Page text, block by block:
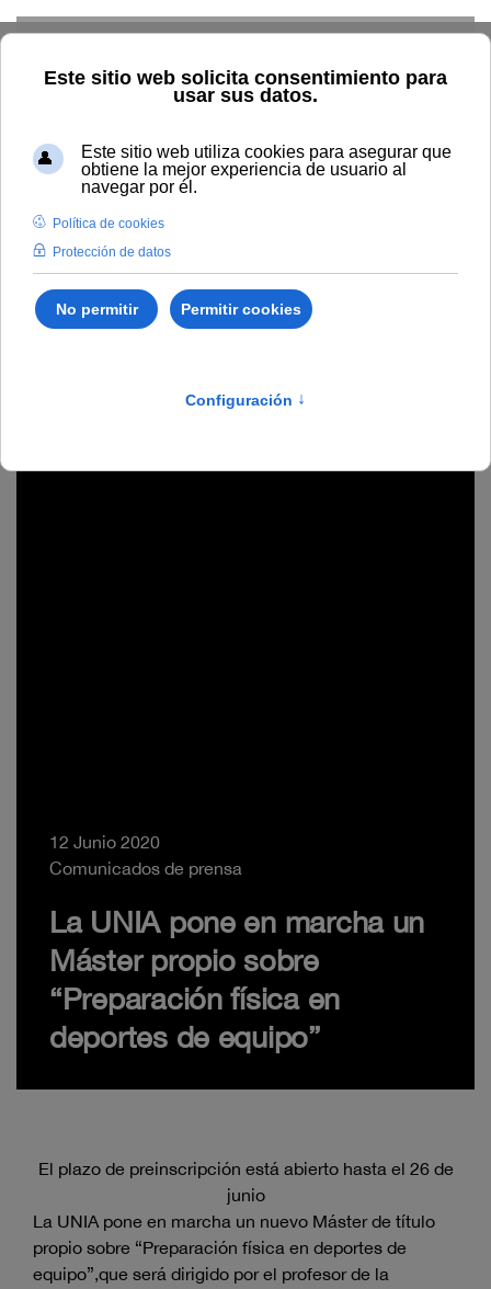
12 Junio 2020
Comunicados de prensa
La UNIA pone en marcha un
Máster propio sobre
“Preparación física en
deportes de equipo”
El plazo de preinscripción está abierto hasta el 26 de
junio
La UNIA pone en marcha un nuevo Máster de título
propio sobre “Preparación física en deportes de
equipo”,que será dirigido por el profesor de la